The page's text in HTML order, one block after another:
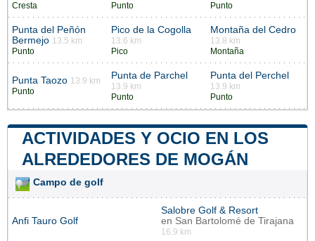
Cresta
Punto
Punto
Punta del Peñón
Bermejo 13.5 km
Punto
Pico de la Cogolla
13.6 km
Pico
Montaña del Cedro
13.8 km
Montaña
Punta Taozo 13.9 km
Punto
Punta de Parchel
13.9 km
Punto
Punta del Perchel
13.9 km
Punto
ACTIVIDADES Y OCIO EN LOS
ALREDEDORES DE MOGÁN
Campo de golf
Anfi Tauro Golf
Salobre Golf & Resort
en San Bartolomé de Tirajana
16.9 km